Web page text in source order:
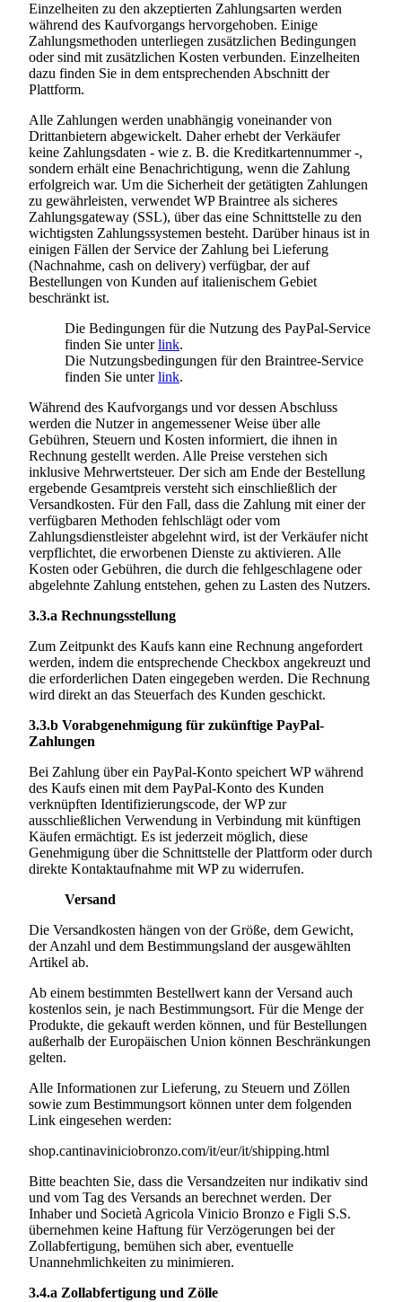
Einzelheiten zu den akzeptierten Zahlungsarten werden
während des Kaufvorgangs hervorgehoben. Einige
Zahlungsmethoden unterliegen zusätzlichen Bedingungen
oder sind mit zusätzlichen Kosten verbunden. Einzelheiten
dazu finden Sie in dem entsprechenden Abschnitt der
Plattform.
Alle Zahlungen werden unabhängig voneinander von
Drittanbietern abgewickelt. Daher erhebt der Verkäufer
keine Zahlungsdaten - wie z. B. die Kreditkartennummer -,
sondern erhält eine Benachrichtigung, wenn die Zahlung
erfolgreich war. Um die Sicherheit der getätigten Zahlungen
zu gewährleisten, verwendet WP Braintree als sicheres
Zahlungsgateway (SSL), über das eine Schnittstelle zu den
wichtigsten Zahlungssystemen besteht. Darüber hinaus ist in
einigen Fällen der Service der Zahlung bei Lieferung
(Nachnahme, cash on delivery) verfügbar, der auf
Bestellungen von Kunden auf italienischem Gebiet
beschränkt ist.
Die Bedingungen für die Nutzung des PayPal-Service
finden Sie unterlink.
Die Nutzungsbedingungen für den Braintree-Service
finden Sie unterlink.
Während des Kaufvorgangs und vor dessen Abschluss
werden die Nutzer in angemessener Weise über alle
Gebühren, Steuern und Kosten informiert, die ihnen in
Rechnung gestellt werden. Alle Preise verstehen sich
inklusive Mehrwertsteuer. Der sich am Ende der Bestellung
ergebende Gesamtpreis versteht sich einschließlich der
Versandkosten. Für den Fall, dass die Zahlung mit einer der
verfügbaren Methoden fehlschlägt oder vom
Zahlungsdienstleister abgelehnt wird, ist der Verkäufer nicht
verpflichtet, die erworbenen Dienste zu aktivieren. Alle
Kosten oder Gebühren, die durch die fehlgeschlagene oder
abgelehnte Zahlung entstehen, gehen zu Lasten des Nutzers.
3.3.a Rechnungsstellung
Zum Zeitpunkt des Kaufs kann eine Rechnung angefordert
werden, indem die entsprechende Checkbox angekreuzt und
die erforderlichen Daten eingegeben werden. Die Rechnung
wird direkt an das Steuerfach des Kunden geschickt.
3.3.b Vorabgenehmigung für zukünftige PayPal-
Zahlungen
Bei Zahlung über ein PayPal-Konto speichert WP während
des Kaufs einen mit dem PayPal-Konto des Kunden
verknüpften Identifizierungscode, der WP zur
ausschließlichen Verwendung in Verbindung mit künftigen
Käufen ermächtigt. Es ist jederzeit möglich, diese
Genehmigung über die Schnittstelle der Plattform oder durch
direkte Kontaktaufnahme mit WP zu widerrufen.
Versand
Die Versandkosten hängen von der Größe, dem Gewicht,
der Anzahl und dem Bestimmungsland der ausgewählten
Artikel ab.
Ab einem bestimmten Bestellwert kann der Versand auch
kostenlos sein, je nach Bestimmungsort. Für die Menge der
Produkte, die gekauft werden können, und für Bestellungen
außerhalb der Europäischen Union können Beschränkungen
gelten.
Alle Informationen zur Lieferung, zu Steuern und Zöllen
sowie zum Bestimmungsort können unter dem folgenden
Link eingesehen werden:
shop.cantinaviniciobronzo.com/it/eur/it/shipping.html
Bitte beachten Sie, dass die Versandzeiten nur indikativ sind
und vom Tag des Versands an berechnet werden. Der
Inhaber und Società Agricola Vinicio Bronzo e Figli S.S.
übernehmen keine Haftung für Verzögerungen bei der
Zollabfertigung, bemühen sich aber, eventuelle
Unannehmlichkeiten zu minimieren.
3.4.a Zollabfertigung und Zölle